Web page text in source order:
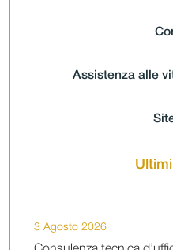
Assistenza alle
3 Agosto 2026